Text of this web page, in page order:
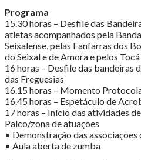
Programa
15.30 horas – Desfile das
atletas acompanhados pela
Seixalense, pelas Fanfarras dos
do Seixal e de Amora e pelos
16 horas – Desfile das bandeiras
das Freguesias
16.15 horas – Momento
16.45 horas – Espetáculo de
17 horas – Início das atividades
Palco/zona de atuações
• Demonstração das
• Aula aberta de zumba